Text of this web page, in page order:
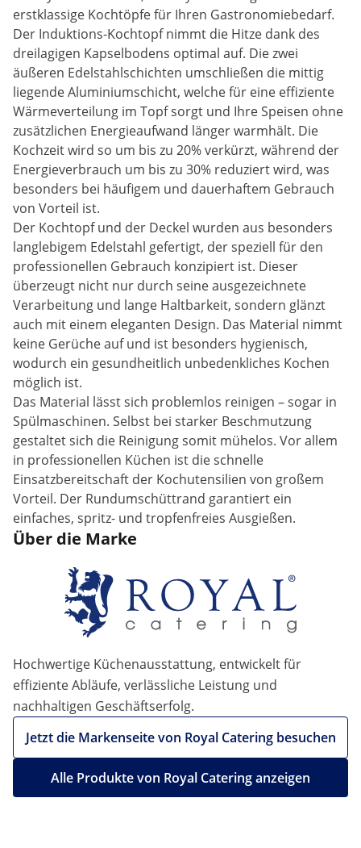
erstklassige Kochtöpfe für Ihren Gastronomiebedarf.
Der Induktions-Kochtopf nimmt die Hitze dank des
dreilagigen Kapselbodens optimal auf. Die zwei
äußeren Edelstahlschichten umschließen die mittig
liegende Aluminiumschicht, welche für eine effiziente
Wärmeverteilung im Topf sorgt und Ihre Speisen ohne
zusätzlichen Energieaufwand länger warmhält. Die
Kochzeit wird so um bis zu 20% verkürzt, während der
Energieverbrauch um bis zu 30% reduziert wird, was
besonders bei häufigem und dauerhaftem Gebrauch
von Vorteil ist.
Der Kochtopf und der Deckel wurden aus besonders
langlebigem Edelstahl gefertigt, der speziell für den
professionellen Gebrauch konzipiert ist. Dieser
überzeugt nicht nur durch seine ausgezeichnete
Verarbeitung und lange Haltbarkeit, sondern glänzt
auch mit einem eleganten Design. Das Material nimmt
keine Gerüche auf und ist besonders hygienisch,
wodurch ein gesundheitlich unbedenkliches Kochen
möglich ist.
Das Material lässt sich problemlos reinigen – sogar in
Spülmaschinen. Selbst bei starker Beschmutzung
gestaltet sich die Reinigung somit mühelos. Vor allem
in professionellen Küchen ist die schnelle
Einsatzbereitschaft der Kochutensilien von großem
Vorteil. Der Rundumschüttrand garantiert ein
einfaches, spritz- und tropfenfreies Ausgießen.
Über die Marke
Hochwertige Küchenausstattung, entwickelt für
effiziente Abläufe, verlässliche Leistung und
nachhaltigen Geschäftserfolg.
Jetzt die Markenseite von Royal Catering besuchen
Alle Produkte von Royal Catering anzeigen